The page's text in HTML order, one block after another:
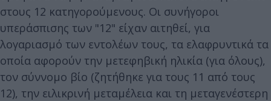
στους 12 κατηγορούμενους. Οι συνήγοροι
υπεράσπισης των "12" είχαν αιτηθεί, για
λογαριασμό των εντολέων τους, τα ελαφρυντικά τα
οποία αφορούν την μετεφηβική ηλικία (για όλους),
τον σύννομο βίο (ζητήθηκε για τους 11 από τους
12), την ειλικρινή μεταμέλεια και τη μεταγενέστερη